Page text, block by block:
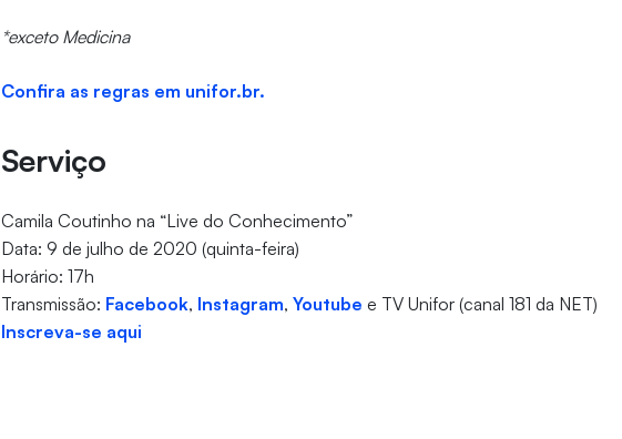
*exceto Medicina
Confira as regras em unifor.br.
Serviço
Camila Coutinho na “Live do Conhecimento”
Data: 9 de julho de 2020 (quinta-feira)
Horário: 17h
Transmissão: Facebook, Instagram,Youtube e TV Unifor (canal 181 da NET)
Inscreva-se aqui